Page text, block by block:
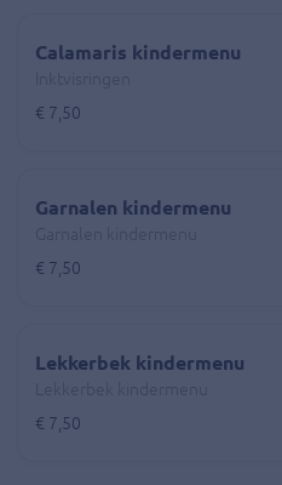
Calamaris kindermenu
€ 7,50
Garnalen kindermenu
€ 7,50
Lekkerbek kindermenu
€ 7,50